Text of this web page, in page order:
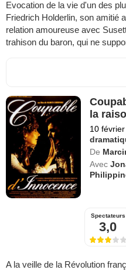
Evocation de la vie d'un des
Friedrich Holderlin, son amitié
relation amoureuse avec
trahison du baron, qui ne
la
10
De
Avec
Spectateurs
3,0
A la veille de la Révolution